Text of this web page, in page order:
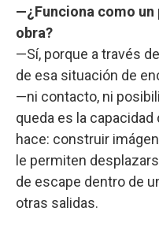
—¿Funciona como
obra?
—Sí, porque a través
de esa situación de
—ni contacto, ni
queda es la capacidad
hace: construir
le permiten
de escape dentro de
otras salidas.